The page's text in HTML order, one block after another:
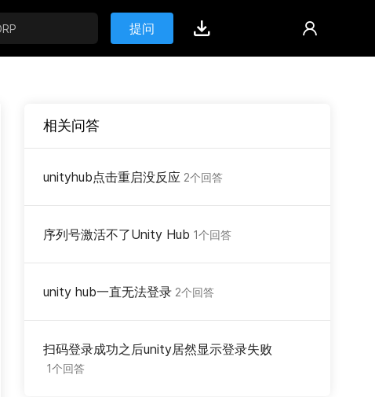
提问
相关问答
unityhub点击重启没反应 2个回答
序列号激活不了Unity Hub 1个回答
unity hub一直无法登录 2个回答
扫码登录成功之后unity居然显示登录失败
1个回答